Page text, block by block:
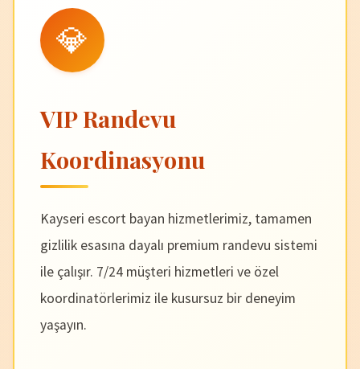
💎
VIP Randevu
Koordinasyonu
Kayseri escort bayan hizmetlerimiz, tamamen
gizlilik esasına dayalı premium randevu sistemi
ile çalışır. 7/24 müşteri hizmetleri ve özel
koordinatörlerimiz ile kusursuz bir deneyim
yaşayın.